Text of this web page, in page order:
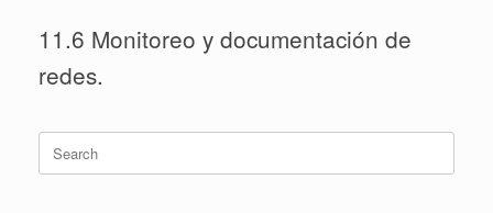
11.6 Monitoreo y documentación de
redes.
Search
for: